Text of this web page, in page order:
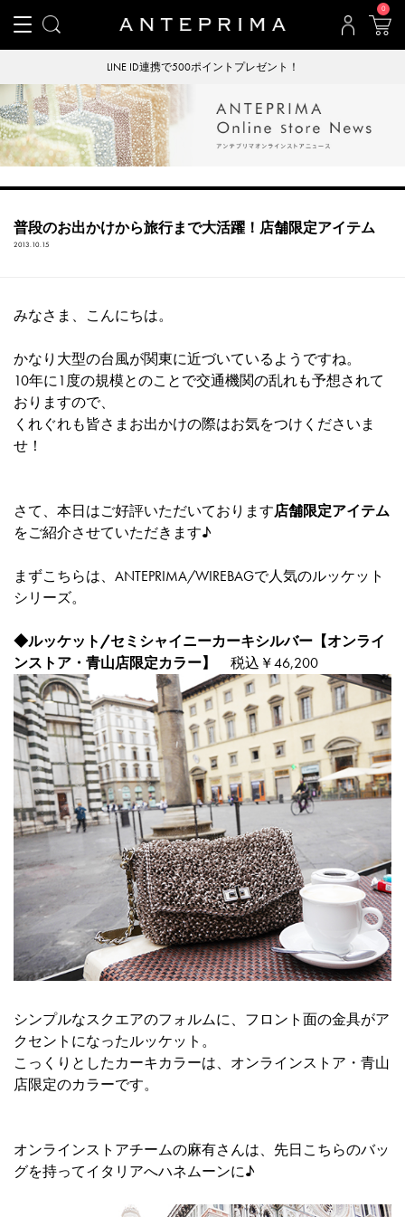
0
LINE ID連携で500ポイントプレゼント！
普段のお出かけから旅行まで大活躍！店舗限定アイテム
2013.10.15
みなさま、こんにちは。
かなり大型の台風が関東に近づいているようですね。
10年に1度の規模とのことで交通機関の乱れも予想されて
おりますので、
くれぐれも皆さまお出かけの際はお気をつけくださいま
せ！
さて、本日はご好評いただいております店舗限定アイテム
をご紹介させていただきます♪
まずこちらは、ANTEPRIMA/WIREBAGで人気のルッケット
シリーズ。
◆ルッケット/セミシャイニーカーキシルバー【オンライ
ンストア・青山店限定カラー】
税込￥46,200
シンプルなスクエアのフォルムに、フロント面の金具がア
クセントになったルッケット。
こっくりとしたカーキカラーは、オンラインストア・青山
店限定のカラーです。
オンラインストアチームの麻有さんは、先日こちらのバッ
グを持ってイタリアへハネムーンに♪